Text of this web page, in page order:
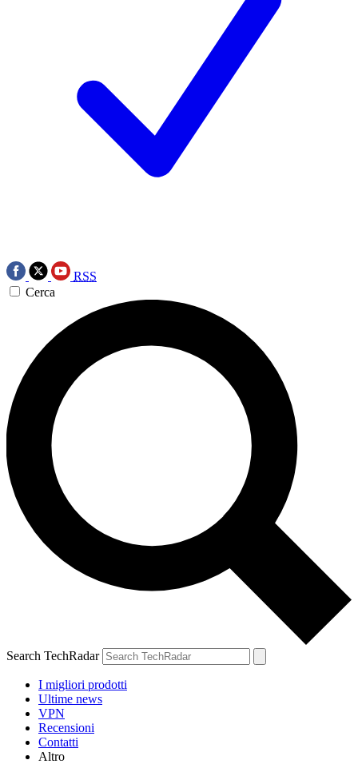
RSS
Cerca
Search TechRadar
I migliori prodotti
Ultime news
VPN
Recensioni
Contatti
Altro